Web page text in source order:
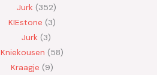
Jurk 352
KIEstone 3
Jurk 3
Kniekousen 58
Kraagje 9